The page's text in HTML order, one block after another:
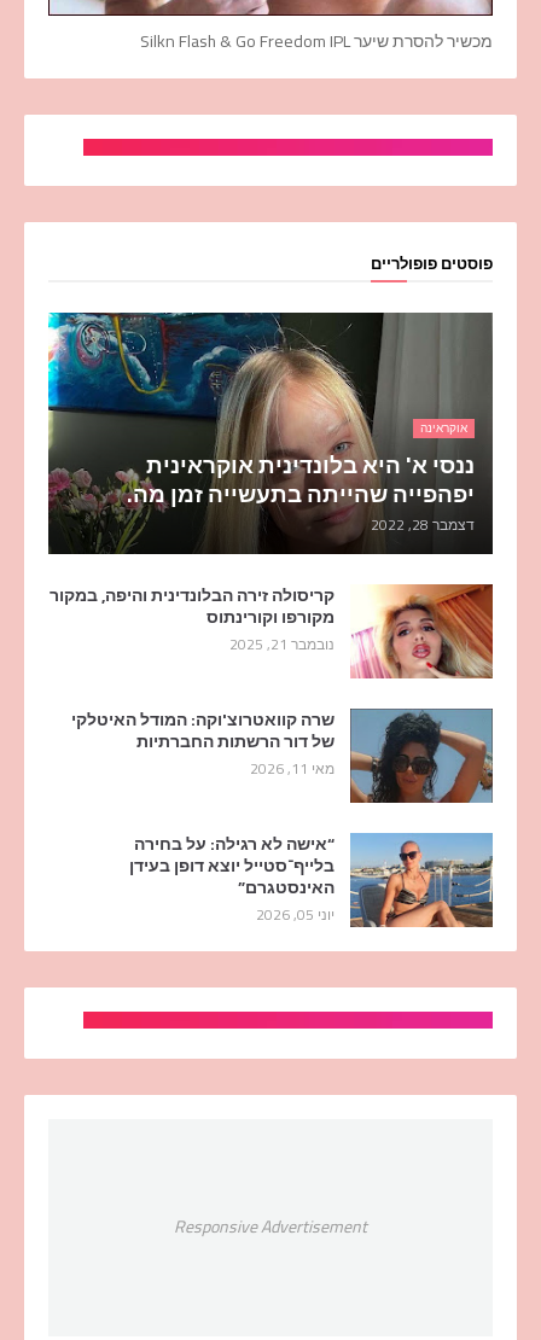
מכשיר להסרת שיער Silkn Flash & Go Freedom IPL
פוסטים פופולריים
אוקראינה
ננסי א' היא בלונדינית אוקראינית
יפהפייה שהייתה בתעשייה זמן מה.
דצמבר 28, 2022
קריסולה זירה הבלונדינית והיפה, במקור
מקורפו וקורינתוס
נובמבר 21, 2025
שרה קוואטרוצ'וקה: המודל האיטלקי
של דור הרשתות החברתיות
מאי 11, 2026
“אישה לא רגילה: על בחירה
בלייף־סטייל יוצא דופן בעידן
האינסטגרם”
יוני 05, 2026
Responsive Advertisement